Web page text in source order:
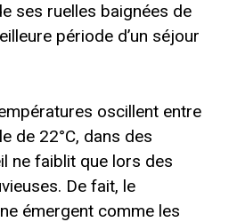
ses ruelles baignées de
période d’un séjour
oscillent entre
de 22°C, dans des
ne faiblit que lors des
De fait, le
émergent comme les